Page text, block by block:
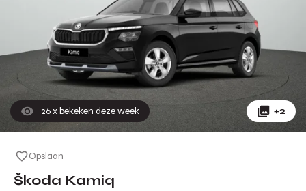
26x bekeken deze week +2
Opslaan
Škoda Kamiq